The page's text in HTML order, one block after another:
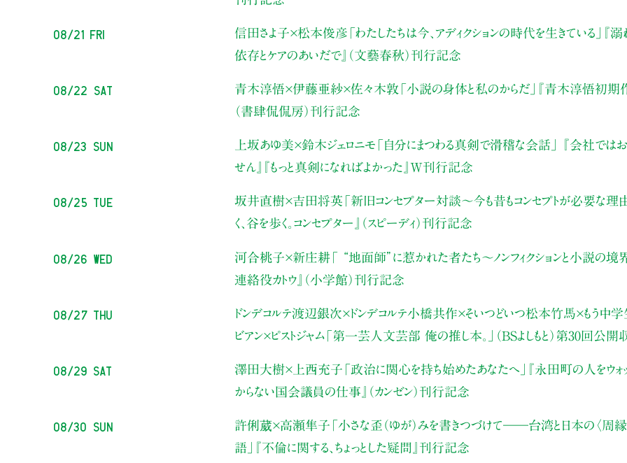
08/21 Fri 信田さよ子×松本俊彦 「わたしたちは今、アディクションの時代を生きている」
『
依存とケアのあいだで』（文藝春秋）刊行記念
08/22 Sat 青木淳悟×伊藤亜紗×佐々木敦 「小説の身体と私のからだ」
『青木淳悟初期作
（書肆侃侃房）刊行記念
08/23 Sun 上坂あゆ美×鈴木ジェロニモ 「自分にまつわる真剣で滑稽な会話」
『会社では
せん』『もっと真剣になればよかった』W刊行記念
08/25 Tue 坂井直樹×吉田将英「新旧コンセプター対談～今も昔もコンセプトが必要な理由
く、谷を歩く。コンセプター』（スピーディ）刊行記念
08/26 Wed 河合桃子×新庄耕「 “地面師”に惹かれた者たち〜ノンフィクションと小説の境
連絡役カトウ』（小学館）刊行記念
08/27 Thu
ドンデコルテ渡辺銀次×ドンデコルテ小橋共作×そいつどいつ松本竹馬×もう中学
ビアン×ピストジャム「第一芸人文芸部 俺の推し本。」（BSよしもと） 第30回公開
08/29 Sat 澤田大樹×上西充子 「政治に関心を持ち始めたあなたへ」
『永田町の人をウォ
からない国会議員の仕事』（カンゼン）刊行記念
08/30 Sun 許俐葳×高瀬隼子 「小さな歪（ゆが）みを書きつづけて――台湾と日本の〈周
語」
『不倫に関する、ちょっとした疑問』刊行記念